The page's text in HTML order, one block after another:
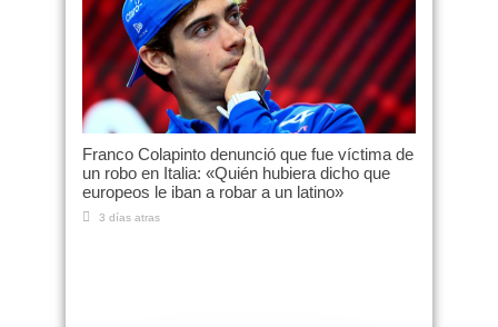
Franco Colapinto denunció que fue víctima de
un robo en Italia: «Quién hubiera dicho que
europeos le iban a robar a un latino»
3 días atras